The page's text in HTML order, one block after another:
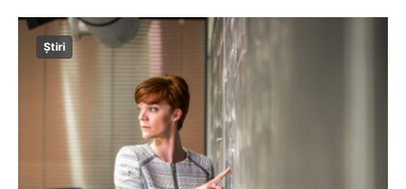
Știri